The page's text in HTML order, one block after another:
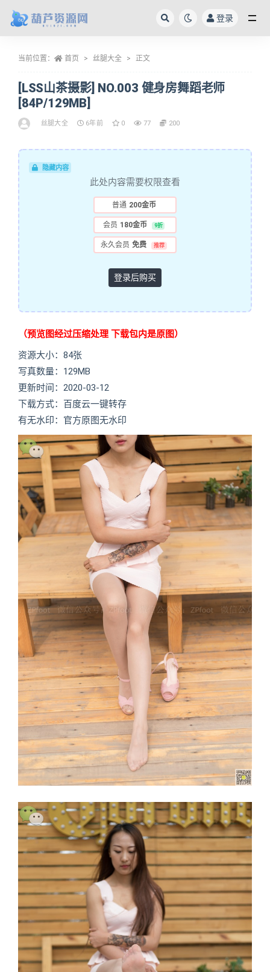
登录
当前位置： 首页 丝腿大全 正文
[LSS山茶摄影] NO.003 健身房舞蹈老师
[84P/129MB]
丝腿大全 6年前 0 77 200
隐藏内容
此处内容需要权限查看
普通 200金币
会员 180金币 9折
永久会员 免费 推荐
登录后购买
（预览图经过压缩处理 下载包内是原图）
资源大小：84张
写真数量：129MB
更新时间：2020-03-12
下载方式：百度云一键转存
有无水印：官方原图无水印